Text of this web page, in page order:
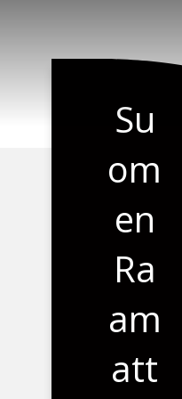
Su
om
en
Ra
am
att